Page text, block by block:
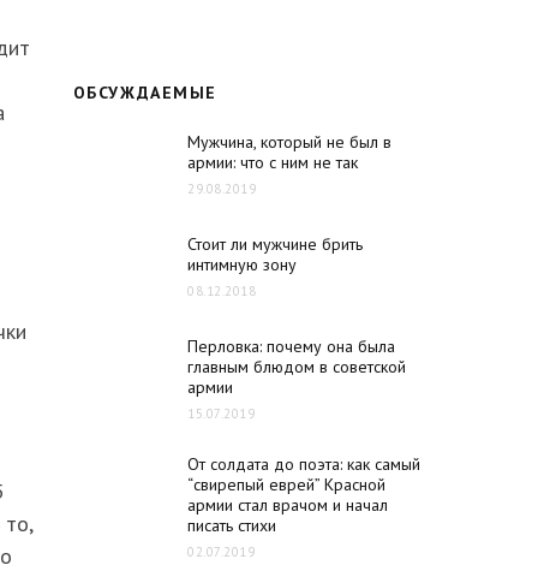
ОБСУЖДАЕМЫЕ
Мужчина, который не был в
армии: что с ним не так
29.08.2019
Стоит ли мужчине брить
интимную зону
08.12.2018
Перловка: почему она была
главным блюдом в советской
армии
15.07.2019
От солдата до поэта: как самый
“свирепый еврей” Красной
армии стал врачом и начал
писать стихи
02.07.2019